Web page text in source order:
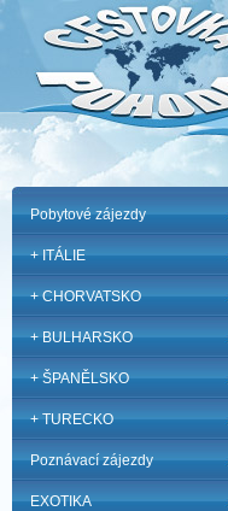
Pobytové zájezdy
+ ITÁLIE
+ CHORVATSKO
+ BULHARSKO
+ ŠPANĚLSKO
+ TURECKO
Poznávací zájezdy
EXOTIKA